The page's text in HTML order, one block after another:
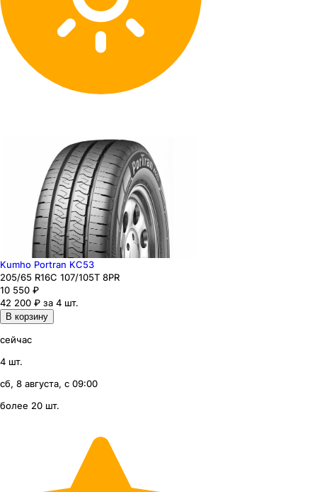
Kumho Portran KC53
205/65 R16C 107/105T 8PR
10 550 ₽
42 200 ₽ за 4 шт.
В корзину
сейчас
4 шт.
сб, 8 августа, с 09:00
более 20 шт.